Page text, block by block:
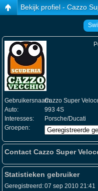
Bekijk profiel - Cazzo
Gebruikersnaam:Cazzo Super
Auto:
993 4S
Interesses:
Porsche/Ducati
Groepen:
Contact Cazzo Super
Statistieken gebruiker
Geregistreerd:07 sep 2010 21:41